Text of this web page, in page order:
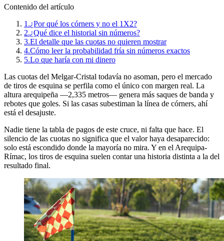
Contenido del artículo
1.¿Por qué los córners y no el 1X2?
2.¿Qué dice el historial sin números?
3.El detalle que las cuotas no quieren mostrar
4.Cómo leer la probabilidad fría sin números exactos
5.Lo que haría con mi dinero
Las cuotas del Melgar-Cristal todavía no asoman, pero el mercado
de tiros de esquina se perfila como el único con margen real. La
altura arequipeña —2,335 metros— genera más saques de banda y
rebotes que goles. Si las casas subestiman la línea de córners, ahí
está el desajuste.
Nadie tiene la tabla de pagos de este cruce, ni falta que hace. El
silencio de las cuotas no significa que el valor haya desaparecido:
solo está escondido donde la mayoría no mira. Y en el Arequipa-
Rímac, los tiros de esquina suelen contar una historia distinta a la del
resultado final.